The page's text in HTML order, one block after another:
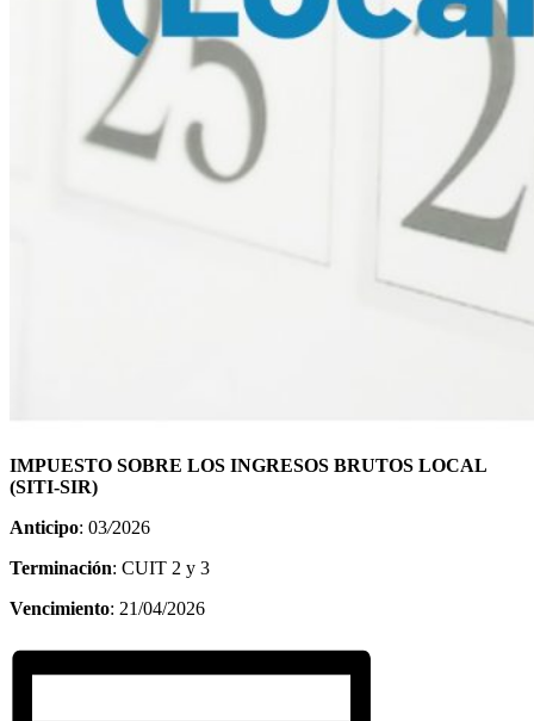
IMPUESTO SOBRE LOS INGRESOS BRUTOS LOCAL
(SITI-SIR)
Anticipo: 03/2026
Terminación: CUIT 2 y 3
Vencimiento: 21/04/2026